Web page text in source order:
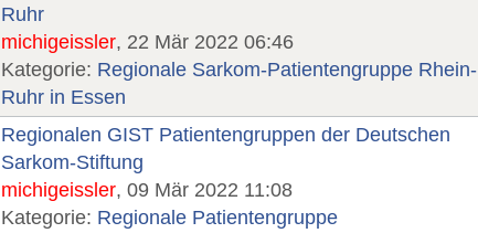
Ruhr
michigeissler, 22 Mär 2022 06:46
Kategorie: Regionale Sarkom-Patientengruppe Rhein-
Ruhr in Essen
Regionalen GIST Patientengruppen der Deutschen
Sarkom-Stiftung
michigeissler, 09 Mär 2022 11:08
Kategorie: Regionale Patientengruppe